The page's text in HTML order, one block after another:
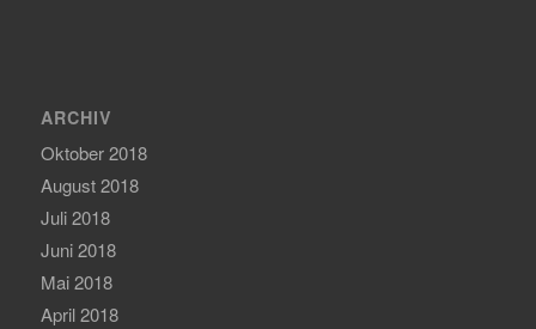
ARCHIV
Oktober 2018
August 2018
Juli 2018
Juni 2018
Mai 2018
April 2018